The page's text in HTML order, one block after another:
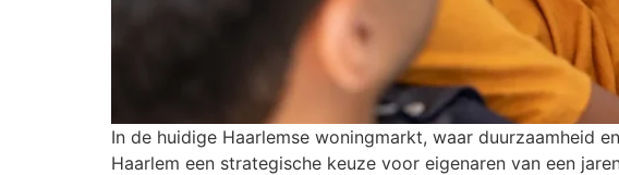
In de huidige Haarlemse woningmarkt, waar duurzaamheid
Haarlem een strategische keuze voor eigenaren van een